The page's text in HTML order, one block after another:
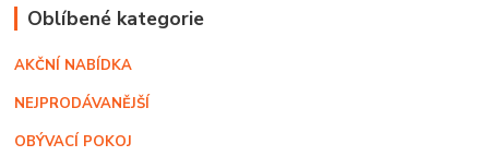
Oblíbené kategorie
AKČNÍ NABÍDKA
NEJPRODÁVANĚJŠÍ
OBÝVACÍ POKOJ